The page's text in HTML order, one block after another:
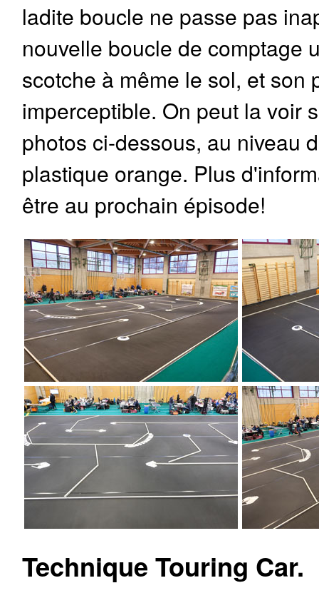
ladite boucle ne passe pas
nouvelle boucle de comptage
scotche à même le sol, et son
imperceptible. On peut la voir
photos ci-dessous, au niveau
plastique orange. Plus
être au prochain épisode!
Technique Touring Car.